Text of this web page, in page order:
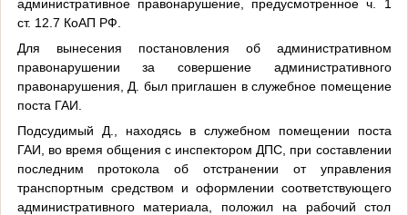
административное правонарушение, предусмотренное ч. 1
ст. 12.7 КоАП РФ.
Для вынесения постановления об административном
правонарушении за совершение административного
правонарушения, Д. был приглашен в служебное помещение
поста ГАИ.
Подсудимый Д., находясь в служебном помещении поста
ГАИ, во время общения с инспектором ДПС, при составлении
последним протокола об отстранении от управления
транспортным средством и оформлении соответствующего
административного материала, положил на рабочий стол